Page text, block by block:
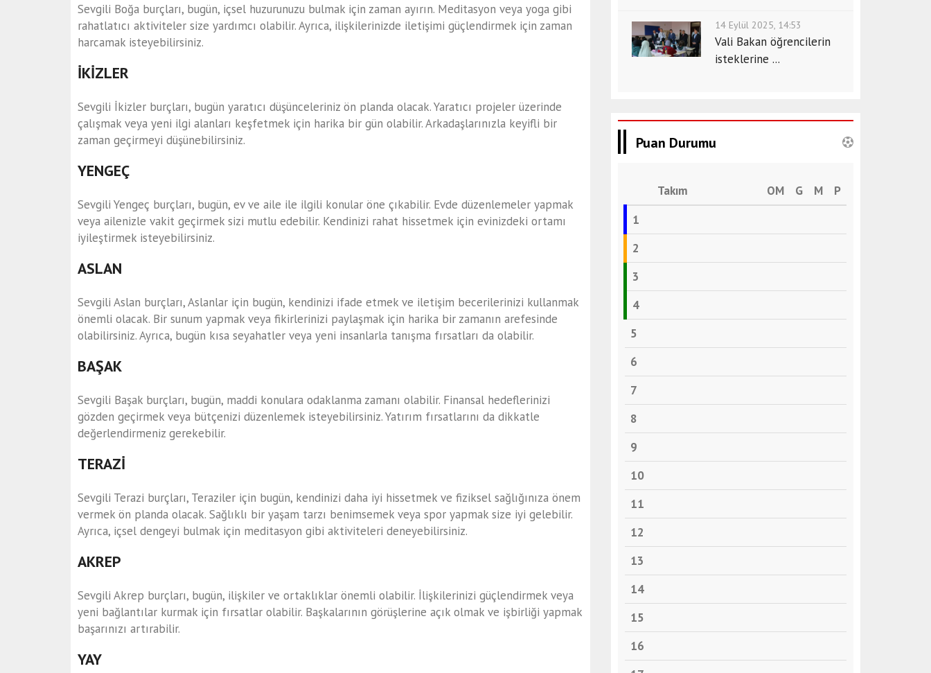
Sevgili Boğa burçları, bugün, içsel huzurunuzu bulmak için zaman ayırın. Meditasyon veya yoga gibi
rahatlatıcı aktiviteler size yardımcı olabilir. Ayrıca, ilişkilerinizde iletişimi güçlendirmek için zaman
harcamak isteyebilirsiniz.
İKİZLER
Sevgili İkizler burçları, bugün yaratıcı düşünceleriniz ön planda olacak. Yaratıcı projeler üzerinde
çalışmak veya yeni ilgi alanları keşfetmek için harika bir gün olabilir. Arkadaşlarınızla keyifli bir
zaman geçirmeyi düşünebilirsiniz.
YENGEÇ
Sevgili Yengeç burçları, bugün, ev ve aile ile ilgili konular öne çıkabilir. Evde düzenlemeler yapmak
veya ailenizle vakit geçirmek sizi mutlu edebilir. Kendinizi rahat hissetmek için evinizdeki ortamı
iyileştirmek isteyebilirsiniz.
ASLAN
Sevgili Aslan burçları, Aslanlar için bugün, kendinizi ifade etmek ve iletişim becerilerinizi kullanmak
önemli olacak. Bir sunum yapmak veya fikirlerinizi paylaşmak için harika bir zamanın arefesinde
olabilirsiniz. Ayrıca, bugün kısa seyahatler veya yeni insanlarla tanışma fırsatları da olabilir.
BAŞAK
Sevgili Başak burçları, bugün, maddi konulara odaklanma zamanı olabilir. Finansal hedeflerinizi
gözden geçirmek veya bütçenizi düzenlemek isteyebilirsiniz. Yatırım fırsatlarını da dikkatle
değerlendirmeniz gerekebilir.
TERAZİ
Sevgili Terazi burçları, Teraziler için bugün, kendinizi daha iyi hissetmek ve fiziksel sağlığınıza önem
vermek ön planda olacak. Sağlıklı bir yaşam tarzı benimsemek veya spor yapmak size iyi gelebilir.
Ayrıca, içsel dengeyi bulmak için meditasyon gibi aktiviteleri deneyebilirsiniz.
AKREP
Sevgili Akrep burçları, bugün, ilişkiler ve ortaklıklar önemli olabilir. İlişkilerinizi güçlendirmek veya
yeni bağlantılar kurmak için fırsatlar olabilir. Başkalarının görüşlerine açık olmak ve işbirliği yapmak
başarınızı artırabilir.
YAY
14 Eylül 2025, 14:53
Vali Bakan öğrencilerin
isteklerine ...
Puan Durumu
Takım OM G M
P
1
2
3
4
5
6
7
8
9
10
11
12
13
14
15
16